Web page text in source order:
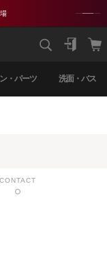
・パーツ 洗面・バス
CONTACT